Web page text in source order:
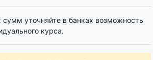
уточняйте в банках возможность
курса.